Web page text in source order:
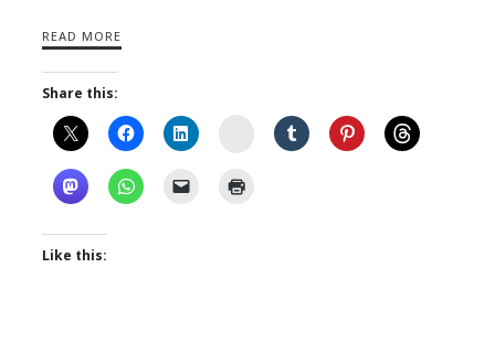
READ MORE
Share this:
Instagram
Like this: